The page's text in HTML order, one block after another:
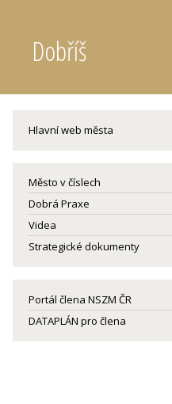
Dobříš
Hlavní web města
Město v číslech
Dobrá Praxe
Videa
Strategické dokumenty
Portál člena NSZM ČR
DATAPLÁN pro člena